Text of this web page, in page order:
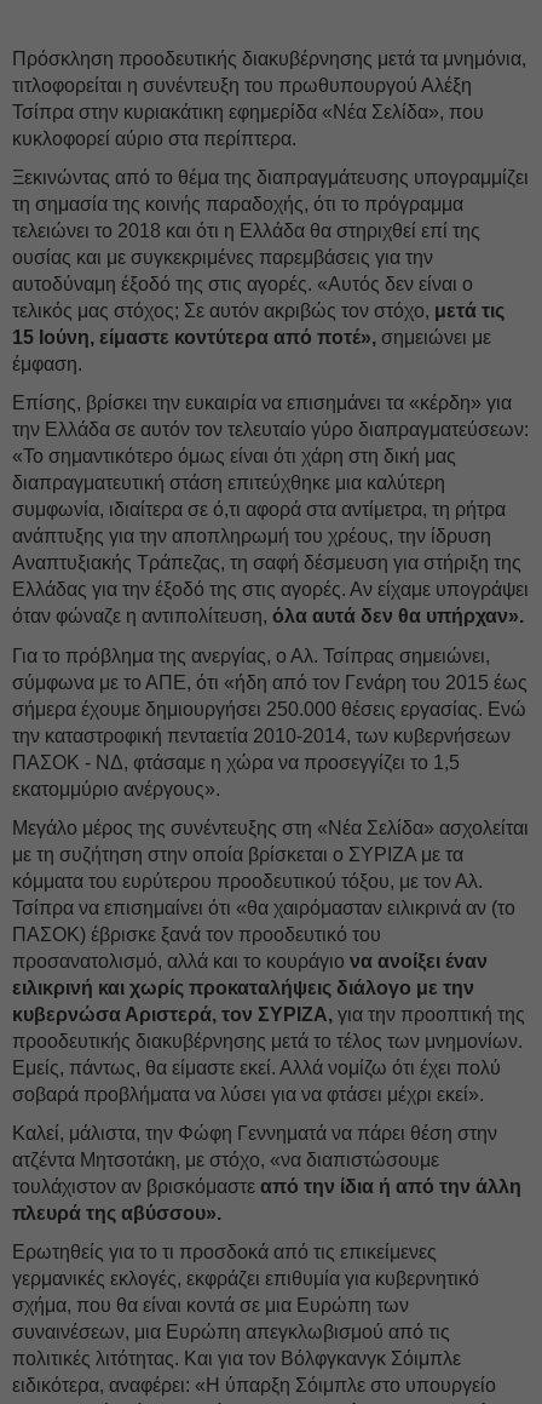
Πρόσκληση προοδευτικής διακυβέρνησης μετά τα μνημόνια,
τιτλοφορείται η συνέντευξη του πρωθυπουργού Αλέξη
Τσίπρα στην κυριακάτικη εφημερίδα «Νέα Σελίδα», που
κυκλοφορεί αύριο στα περίπτερα.
Ξεκινώντας από το θέμα της διαπραγμάτευσης υπογραμμίζει
τη σημασία της κοινής παραδοχής, ότι το πρόγραμμα
τελειώνει το 2018 και ότι η Ελλάδα θα στηριχθεί επί της
ουσίας και με συγκεκριμένες παρεμβάσεις για την
αυτοδύναμη έξοδό της στις αγορές. «Αυτός δεν είναι ο
τελικός μας στόχος; Σε αυτόν ακριβώς τον στόχο, μετά τις
15 Ιούνη, είμαστε κοντύτερα από ποτέ», σημειώνει με
έμφαση.
Επίσης, βρίσκει την ευκαιρία να επισημάνει τα «κέρδη» για
την Ελλάδα σε αυτόν τον τελευταίο γύρο διαπραγματεύσεων:
«Το σημαντικότερο όμως είναι ότι χάρη στη δική μας
διαπραγματευτική στάση επιτεύχθηκε μια καλύτερη
συμφωνία, ιδιαίτερα σε ό,τι αφορά στα αντίμετρα, τη ρήτρα
ανάπτυξης για την αποπληρωμή του χρέους, την ίδρυση
Αναπτυξιακής Τράπεζας, τη σαφή δέσμευση για στήριξη της
Ελλάδας για την έξοδό της στις αγορές. Αν είχαμε υπογράψει
όταν φώναζε η αντιπολίτευση, όλα αυτά δεν θα υπήρχαν».
Για το πρόβλημα της ανεργίας, ο Αλ. Τσίπρας σημειώνει,
σύμφωνα με το ΑΠΕ, ότι «ήδη από τον Γενάρη του 2015 έως
σήμερα έχουμε δημιουργήσει 250.000 θέσεις εργασίας. Ενώ
την καταστροφική πενταετία 2010-2014, των κυβερνήσεων
ΠΑΣΟΚ - ΝΔ, φτάσαμε η χώρα να προσεγγίζει το 1,5
εκατομμύριο ανέργους».
Μεγάλο μέρος της συνέντευξης στη «Νέα Σελίδα» ασχολείται
με τη συζήτηση στην οποία βρίσκεται ο ΣΥΡΙΖΑ με τα
κόμματα του ευρύτερου προοδευτικού τόξου, με τον Αλ.
Τσίπρα να επισημαίνει ότι «θα χαιρόμασταν ειλικρινά αν (το
ΠΑΣΟΚ) έβρισκε ξανά τον προοδευτικό του
προσανατολισμό, αλλά και το κουράγιο να ανοίξει έναν
ειλικρινή και χωρίς προκαταλήψεις διάλογο με την
κυβερνώσα Αριστερά, τον ΣΥΡΙΖΑ, για την προοπτική της
προοδευτικής διακυβέρνησης μετά το τέλος των μνημονίων.
Εμείς, πάντως, θα είμαστε εκεί. Αλλά νομίζω ότι έχει πολύ
σοβαρά προβλήματα να λύσει για να φτάσει μέχρι εκεί».
Καλεί, μάλιστα, την Φώφη Γεννηματά να πάρει θέση στην
ατζέντα Μητσοτάκη, με στόχο, «να διαπιστώσουμε
τουλάχιστον αν βρισκόμαστε από την ίδια ή από την άλλη
πλευρά της αβύσσου».
Ερωτηθείς για το τι προσδοκά από τις επικείμενες
γερμανικές εκλογές, εκφράζει επιθυμία για κυβερνητικό
σχήμα, που θα είναι κοντά σε μια Ευρώπη των
συναινέσεων, μια Ευρώπη απεγκλωβισμού από τις
πολιτικές λιτότητας. Και για τον Βόλφγκανγκ Σόιμπλε
ειδικότερα, αναφέρει: «Η ύπαρξη Σόιμπλε στο υπουργείο